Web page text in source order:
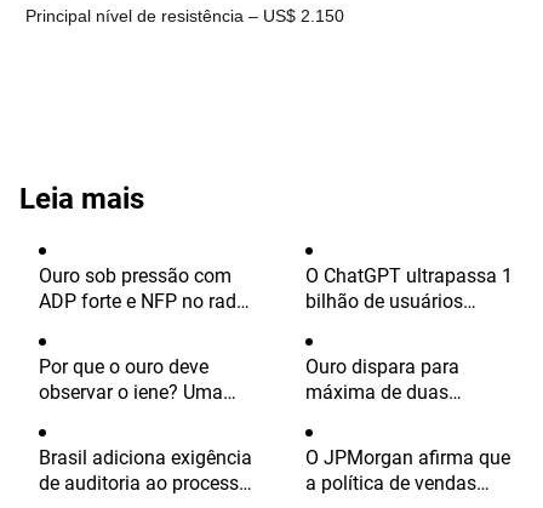
Principal nível de resistência – US$ 2.150
Leia mais
Ouro sob pressão com
ADP forte e NFP no radar;
decisivo
O ChatGPT ultrapassa 1
bilhão de usuários
Claude reduz o
engajamento dos
usuários
Por que o ouro deve
observar o iene? Uma
como o iene afeta o ouro
Ouro dispara para
máxima de duas
dólar enfraquece diante
das esperanças de
acordo com o Irã e da
Brasil adiciona exigência
de auditoria ao processo
O JPMorgan afirma que
a política de vendas